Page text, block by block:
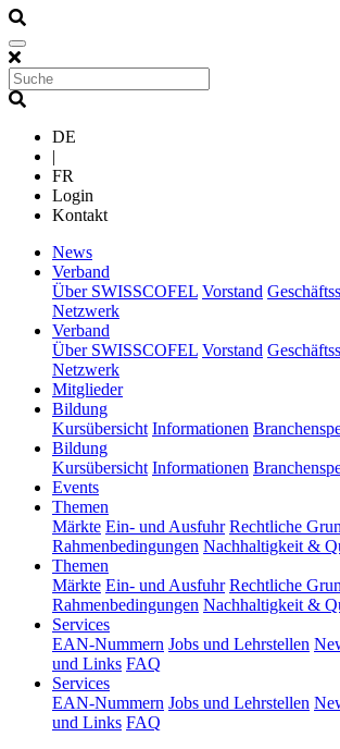
DE
|
FR
Login
Kontakt
News(current)
Verband
Über SWISSCOFEL Vorstand
Netzwerk
Verband
Über SWISSCOFEL Vorstand
Netzwerk
Mitglieder(current)
Bildung(current)
Kursübersicht Informationen
Bildung(current)
Kursübersicht Informationen
Events(current)
Themen
Märkte Ein- und Ausfuhr Rechtliche
Rahmenbedingungen Nachhaltigkeit &
Themen
Märkte Ein- und Ausfuhr Rechtliche
Rahmenbedingungen Nachhaltigkeit &
Services(current)
EAN-Nummern Jobs und Lehrstellen
und Links FAQ
Services(current)
EAN-Nummern Jobs und Lehrstellen
und Links FAQ